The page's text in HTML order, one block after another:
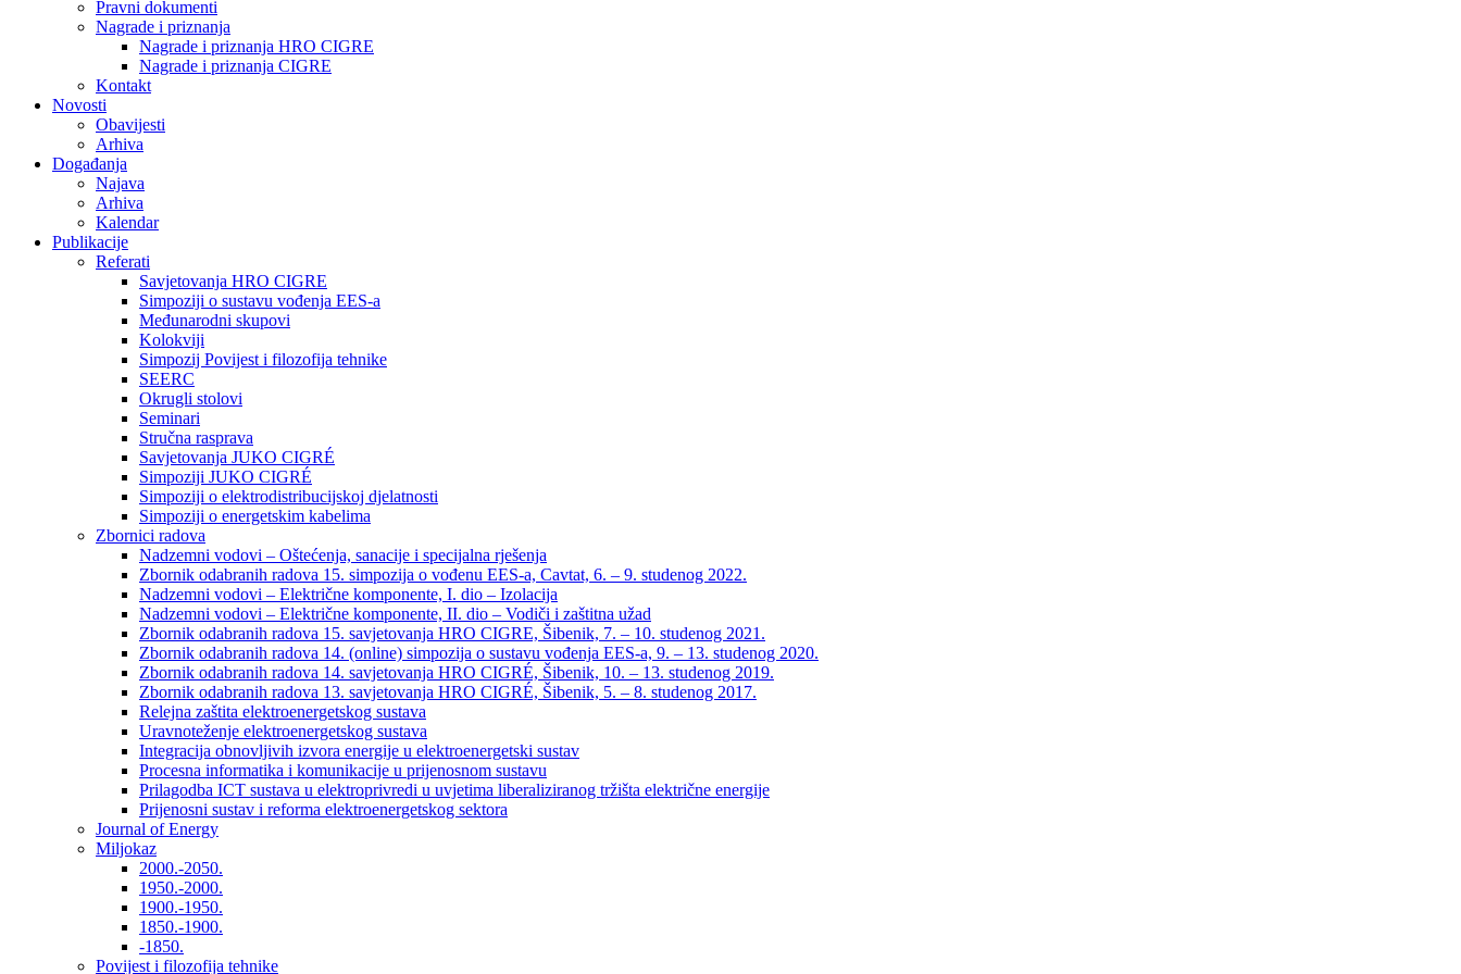
Pravni dokumenti
Nagrade i priznanja
Nagrade i priznanja HRO CIGRE
Nagrade i priznanja CIGRE
Kontakt
Novosti
Obavijesti
Arhiva
Događanja
Najava
Arhiva
Kalendar
Publikacije
Referati
Savjetovanja HRO CIGRE
Simpoziji o sustavu vođenja EES-a
Međunarodni skupovi
Kolokviji​
Simpozij Povijest i filozofija tehnike
SEERC
Okrugli stolovi
Seminari​
Stručna rasprava​
Savjetovanja JUKO CIGRÉ
Simpoziji JUKO CIGRÉ
Simpoziji o elektrodistribucijskoj djelatnosti
Simpoziji o energetskim kabelima
Zbornici radova
Nadzemni vodovi – Oštećenja, sanacije i specijalna rješenja
Zbornik odabranih radova 15. simpozija o vođenu EES-a, Cavtat, 6. – 9. studenog 2022.
Nadzemni vodovi – Električne komponente, I. dio – Izolacija
Nadzemni vodovi – Električne komponente, II. dio – Vodiči i zaštitna užad
Zbornik odabranih radova 15. savjetovanja HRO CIGRE, Šibenik, 7. – 10. studenog 2021.
Zbornik odabranih radova 14. (online) simpozija o sustavu vođenja EES-a, 9. – 13. studenog 2020.
Zbornik odabranih radova 14. savjetovanja HRO CIGRÉ, Šibenik, 10. – 13. studenog 2019.
Zbornik odabranih radova 13. savjetovanja HRO CIGRÉ, Šibenik, 5. – 8. studenog 2017.
Relejna zaštita elektroenergetskog sustava
Uravnoteženje elektroenergetskog sustava
Integracija obnovljivih izvora energije u elektroenergetski sustav
Procesna informatika i komunikacije u prijenosnom sustavu
Prilagodba ICT sustava u elektroprivredi u uvjetima liberaliziranog tržišta električne energije
Prijenosni sustav i reforma elektroenergetskog sektora
Journal of Energy
Miljokaz
2000.-2050.
1950.-2000.
1900.-1950.
1850.-1900.
-1850.
Povijest i filozofija tehnike